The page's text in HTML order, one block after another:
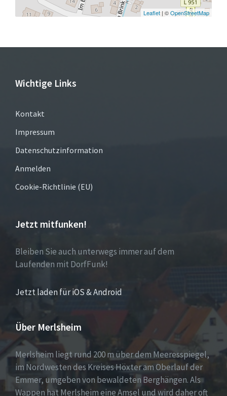
Leaflet | ©OpenStreetMap
Wichtige Links
Kontakt
Impressum
Datenschutzinformation
Anmelden
Cookie-Richtlinie (EU)
Jetzt mitfunken!
Bleiben Sie auch unterwegs immer auf dem
Laufenden mit DorfFunk!
Jetzt laden für iOS & Android
Über Merlsheim
Merlsheim liegt rund 200 m über dem Meeresspiegel,
im Nordwesten des Kreises Höxter am Oberlauf der
Emmer, umgeben von bewaldeten Berghängen. Als
Wappen hat Merlsheim eine Amsel und wird daher oft